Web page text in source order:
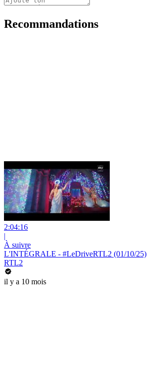
Recommandations
2:04:16
|
À suivre
L'INTÉGRALE - #LeDriveRTL2 (01/10/25)
RTL2
il y a 10 mois